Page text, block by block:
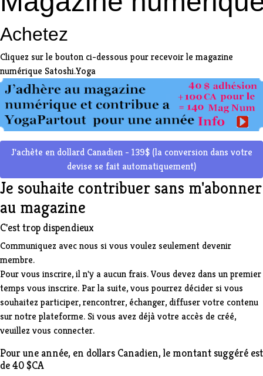
Achetez
Cliquez sur le bouton ci-dessous pour recevoir le magazine
numérique Satoshi.Yoga
J'achète en dollard Canadien - 139$ (la conversion dans votre
devise se fait automatiquement)
Je souhaite contribuer sans m'abonner
au magazine
C'est trop dispendieux
Communiquez avec nous si vous voulez seulement devenir
membre.
Pour vous inscrire, il n'y a aucun frais. Vous devez dans un premier
temps vous inscrire. Par la suite, vous pourrez décider si vous
souhaitez participer, rencontrer, échanger, diffuser votre contenu
sur notre plateforme. Si vous avez déjà votre accès de créé,
veuillez vous connecter.
Pour une année, en dollars Canadien, le montant suggéré est
de 40 $CA